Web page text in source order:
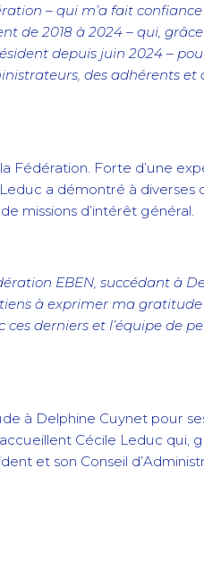
– qui m’a fait confiance
de 2018 à 2024 – qui,
depuis juin 2024 –
des adhérents et
Fédération. Forte d’une
a démontré à diverses
missions d’intérêt général.
EBEN, succédant à
à exprimer ma
derniers et l’équipe de
à Delphine Cuynet pour
Cécile Leduc qui,
et son Conseil